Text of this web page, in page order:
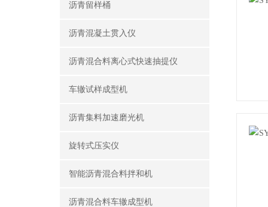
沥青留样桶
沥青混凝土贯入仪
沥青混合料离心式快速抽提仪
车辙试样成型机
沥青集料加速磨光机
旋转式压实仪
智能沥青混合料拌和机
沥青混合料车辙成型机